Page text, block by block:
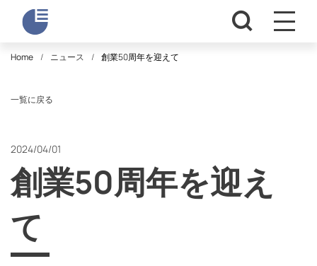
Home ニュース 創業50周年を迎えて
一覧に戻る
2024/04/01
創業50周年を迎え
て